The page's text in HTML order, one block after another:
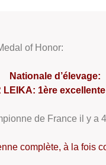
of Honor:
Nationale d’élevage:
LEIKA: 1ère
de France il y a
complète, à la fois